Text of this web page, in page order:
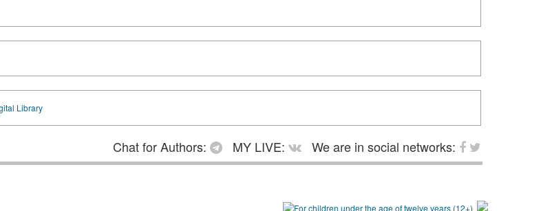
Library
Chat for Authors: MY LIVE:
We are in social networks: